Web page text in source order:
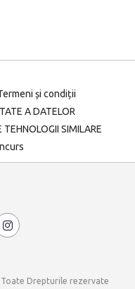
și condiții
A DATELOR
TEHNOLOGII SIMILARE
Toate Drepturile rezervate